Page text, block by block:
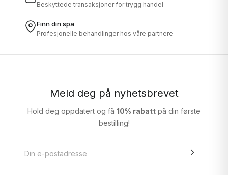
Beskyttede transaksjoner for trygg handel
Finn din spa
Profesjonelle behandlinger hos våre partnere
Meld deg på nyhetsbrevet
Hold deg oppdatert og få 10% rabatt på din første
bestilling!